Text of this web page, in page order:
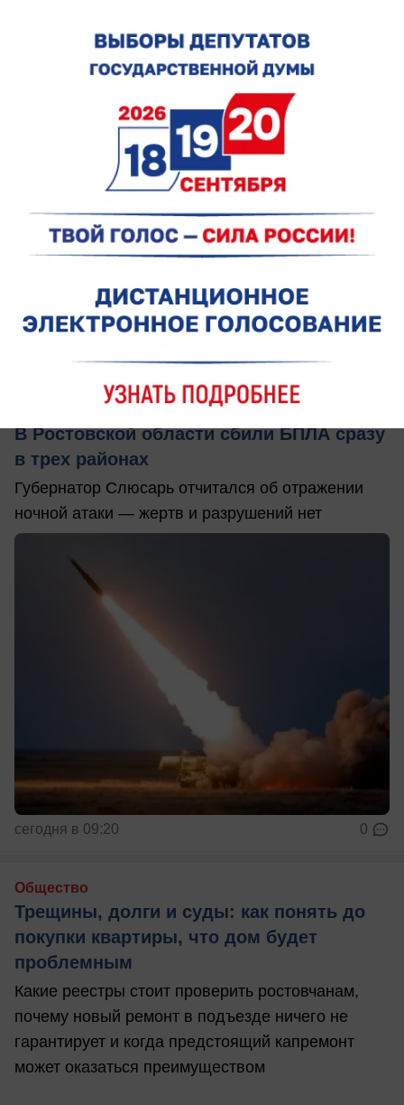
В Ростовской области сбили БПЛА сразу
в трех районах
Губернатор Слюсарь отчитался об отражении
ночной атаки — жертв и разрушений нет
сегодня в 09:20 0
Общество
Трещины, долги и суды: как понять до
покупки квартиры, что дом будет
проблемным
Какие реестры стоит проверить ростовчанам,
почему новый ремонт в подъезде ничего не
гарантирует и когда предстоящий капремонт
может оказаться преимуществом